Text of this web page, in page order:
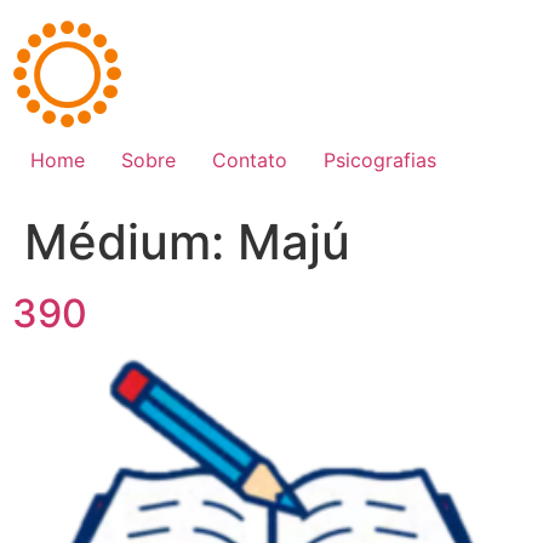
para
conteúdo
Home Sobre Contato Psicografias
Médium: Majú
390